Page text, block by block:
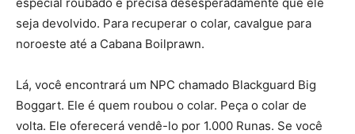
seja devolvido. Para recuperar o colar, cavalgue para
noroeste até a Cabana Boilprawn.
Lá, você encontrará um NPC chamado Blackguard Big
Boggart. Ele é quem roubou o colar. Peça o colar de
volta. Ele oferecerá vendê-lo por 1.000 Runas. Se você